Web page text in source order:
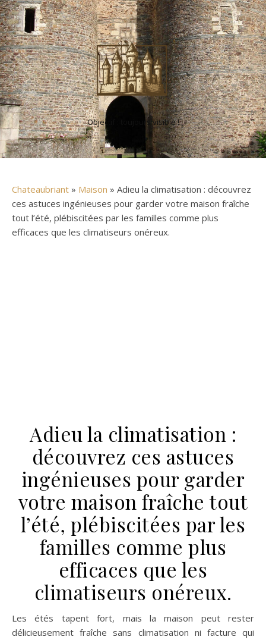
Objectif : toujours visible !
Chateaubriant » Maison » Adieu la climatisation : découvrez
ces astuces ingénieuses pour garder votre maison fraîche
tout l’été, plébiscitées par les familles comme plus
efficaces que les climatiseurs onéreux.
Adieu la climatisation :
découvrez ces astuces
ingénieuses pour garder
votre maison fraîche tout
l’été, plébiscitées par les
familles comme plus
efficaces que les
climatiseurs onéreux.
Les étés tapent fort, mais la maison peut rester
délicieusement fraîche sans climatisation ni facture qui